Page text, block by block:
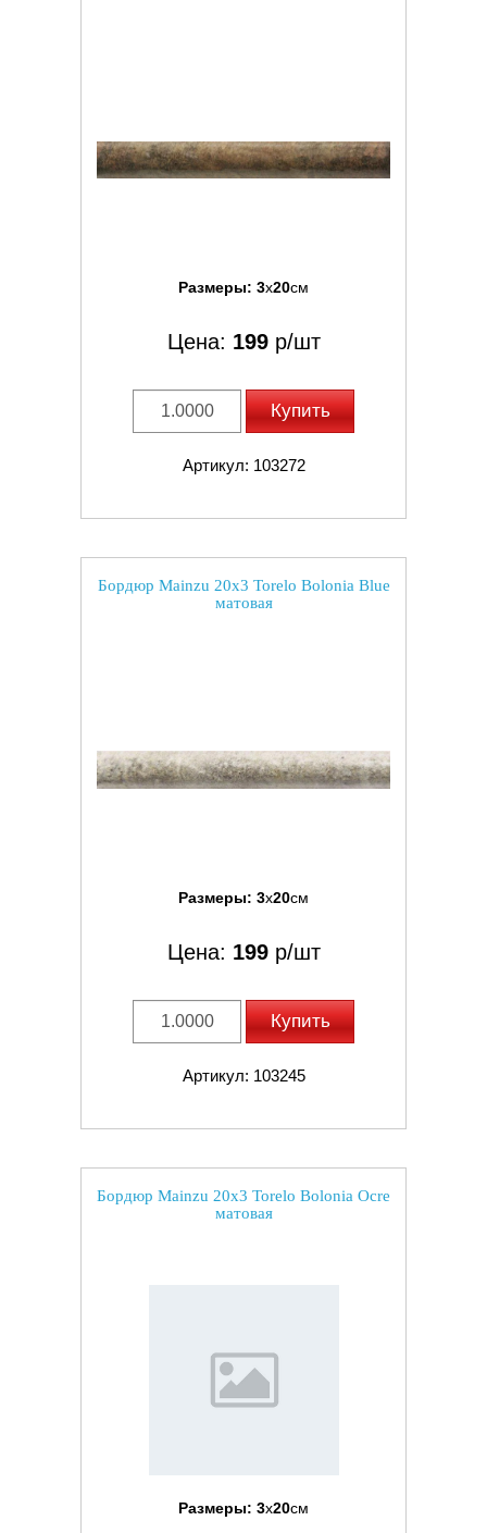
Размеры: 3x20см
Цена: 199р/шт
Купить
Артикул: 103272
Бордюр Mainzu 20x3 Torelo Bolonia Blue
матовая
Размеры: 3x20см
Цена: 199р/шт
Купить
Артикул: 103245
Бордюр Mainzu 20x3 Torelo Bolonia Ocre
матовая
Размеры: 3x20см